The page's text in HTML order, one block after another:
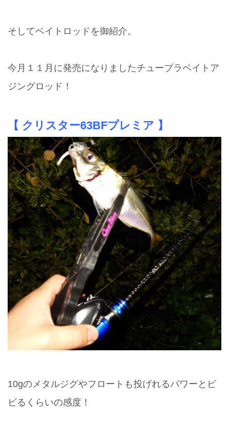
そしてベイトロッドを御紹介。
今月１１月に発売になりましたチューブラベイトア
ジングロッド！
【 クリスター63BFプレミア 】
10gのメタルジグやフロートも投げれるパワーとビ
ビるくらいの感度！